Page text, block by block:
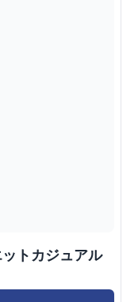
トカジュアル